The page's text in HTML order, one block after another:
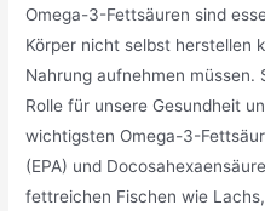
Omega-3-Fettsäuren sind
Körper nicht selbst herstellen
Nahrung aufnehmen müssen.
Rolle für unsere Gesundheit
wichtigsten Omega-3-
(EPA) und
fettreichen Fischen wie